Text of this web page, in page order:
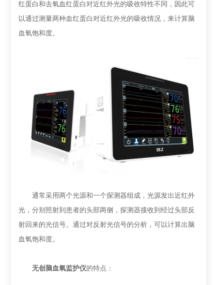
红蛋白和去氧血红蛋白对近红外光的吸收特性不同，因此可
以通过测量两种血红蛋白对近红外光的吸收情况，来计算脑
血氧饱和度。
通常采用两个光源和一个探测器组成，光源发出近红外
光，分别照射到患者的头部两侧，探测器接收到经过头部反
射回来的光信号。通过对反射光信号的分析，可以计算出脑
血氧饱和度。
无创脑血氧监护仪的特点：